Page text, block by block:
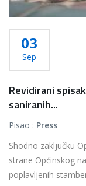
03
Sep
Revidirani
saniranih...
Pisao : Press
Shodno zaključku
strane Općinskog
poplavljenih